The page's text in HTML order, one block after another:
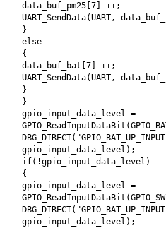
data_buf_pm25[7] ++;
UART_SendData(UART,
}
else
{
data_buf_bat[7] ++;
UART_SendData(UART,
}
}
gpio_input_data_level =
gpio_input_data_level);
if(!gpio_input_data_level)
{
gpio_input_data_level =
gpio_input_data_level);